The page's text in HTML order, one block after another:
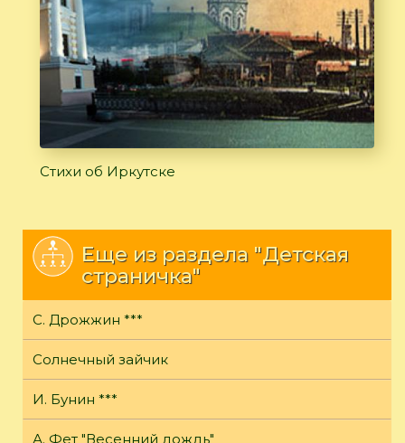
Стихи об Иркутске
Еще из раздела "Детская
страничка"
С. Дрожжин ***
Солнечный зайчик
И. Бунин ***
А. Фет "Весенний дождь"